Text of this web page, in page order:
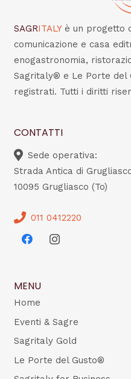
SAGRITALY è un progetto
comunicazione e casa
enogastronomia,
Sagritaly® e Le Porte del
registrati. Tutti i diritti
CONTATTI
Sede operativa:
Strada Antica di
10095 Grugliasco (To)
011 0412220
MENU
Home
Eventi & Sagre
Sagritaly Gold
Le Porte del Gusto®